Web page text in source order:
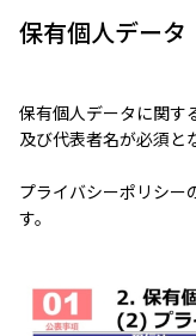
保有個人データ
保有個人データに関す
及び代表者名が必須と
プライバシーポリシー
す。